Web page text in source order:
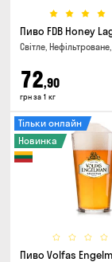
Пиво FDB Honey
Світле,
72,90
грн за 1 кг
Тільки онлайн
Новинка
Пиво Volfas